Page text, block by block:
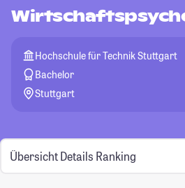
Hochschule für Technik Stuttgart
Bachelor
Stuttgart
Übersicht Details Ranking